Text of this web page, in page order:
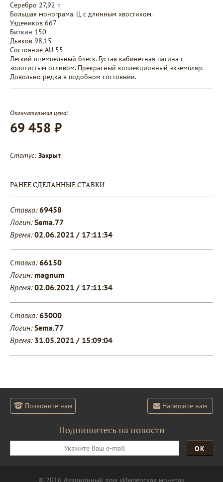
Серебро 27,92 г.
Большая монограма. Ц с длинным хвостиком.
Уздеников 667
Биткин 150
Дьяков 98,15
Состояние AU 55
Легкий штемпельный блеск. Густая кабинетная патина с
золотистым отливом. Прекрасный коллекционный экземпляр.
Довольно редка в подобном состоянии.
Окончательная цена:
69 458 ₽
Статус: Закрыт
РАНЕЕ СДЕЛАННЫЕ СТАВКИ
Ставка: 69458
Логин: Sema.77
Время: 02.06.2021 / 17:11:34
Ставка: 66150
Логин: magnum
Время: 02.06.2021 / 17:11:34
Ставка: 63000
Логин: Sema.77
Время: 31.05.2021 / 15:09:04
Позвоните нам Напишите нам
Подпишитесь на новости
ОК
© 2016 Аукционный дом «Имперская монета»